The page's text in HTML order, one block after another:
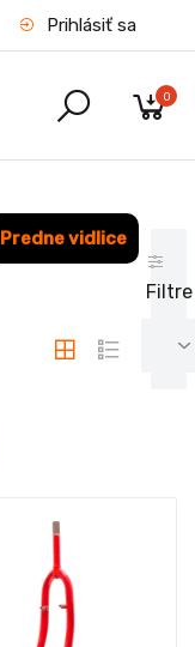
Prihlásiť sa
0
Predne vidlice
Filtre